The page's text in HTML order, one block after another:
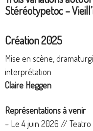
Stéréotypetoc –
Création 2025
Mise en scène,
interprétation
Claire Heggen
Représentations à venir
– Le 4 juin 2026 //